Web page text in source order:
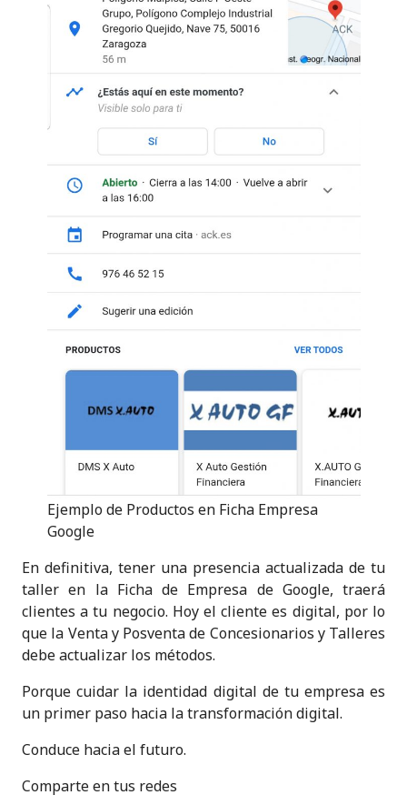
Ejemplo de Productos en Ficha Empresa
Google
En definitiva, tener una presencia actualizada de tu
taller en la Ficha de Empresa de Google, traerá
clientes a tu negocio. Hoy el cliente es digital, por lo
que la Venta y Posventa de Concesionarios y Talleres
debe actualizar los métodos.
Porque cuidar la identidad digital de tu empresa es
un primer paso hacia la transformación digital.
Conduce hacia el futuro.
Comparte en tus redes